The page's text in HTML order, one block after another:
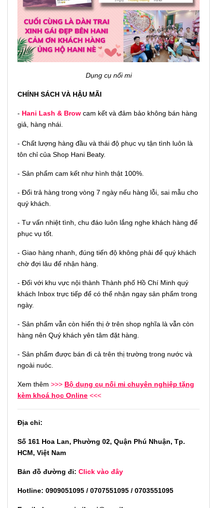
Dụng cụ nối mi
CHÍNH SÁCH VÀ HẬU MÃI
- Hani Lash & Brow cam kết và đảm bảo không bán hàng
giả, hàng nhái.
- Chất lượng hàng đầu và thái độ phục vụ tận tình luôn là
tôn chỉ của Shop Hani Beaty.
- Sản phẩm cam kết như hình thật 100%.
- Đổi trả hàng trong vòng 7 ngày nếu hàng lỗi, sai mẫu cho
quý khách.
- Tư vấn nhiệt tình, chu đáo luôn lắng nghe khách hàng để
phục vụ tốt.
- Giao hàng nhanh, đúng tiến độ không phải để quý khách
chờ đợi lâu để nhận hàng.
- Đối với khu vực nội thành Thành phố Hồ Chí Minh quý
khách Inbox trực tiếp để có thể nhận ngay sản phẩm trong
ngày.
- Sản phẩm vẫn còn hiển thị ở trên shop nghĩa là vẫn còn
hàng nên Quý khách yên tâm đặt hàng.
- Sản phẩm được bán đi cả trên thị trường trong nước và
ngoài nuóc.
Xem thêm >>> Bộ dụng cụ nối mi chuyên nghiệp tặng
kèm khoá học Online <<<
Địa chỉ:
Số 161 Hoa Lan, Phường 02, Quận Phú Nhuận, Tp.
HCM, Việt Nam
Bản đồ đường đi: Click vào đây
Hotline: 0909051095 / 0707551095 / 0703551095